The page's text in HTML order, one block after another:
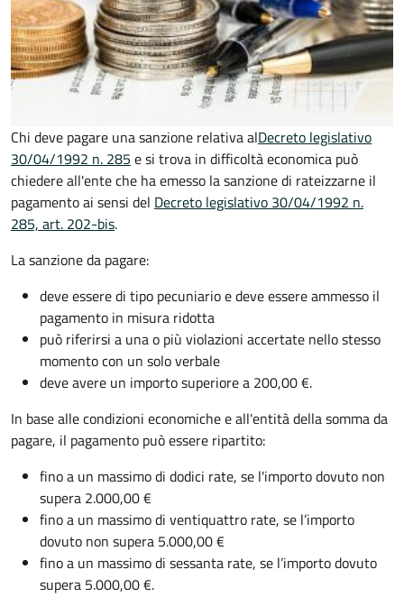
Chi deve pagare una sanzione relativa alDecreto legislativo
30/04/1992 n. 285 e si trova in difficoltà economica può
chiedere all'ente che ha emesso la sanzione di rateizzarne il
pagamento ai sensi del Decreto legislativo 30/04/1992 n.
285, art. 202-bis.
La sanzione da pagare:
deve essere di tipo pecuniario e deve essere ammesso il
pagamento in misura ridotta
può riferirsi a una o più violazioni accertate nello stesso
momento con un solo verbale
deve avere un importo superiore a 200,00 €.
In base alle condizioni economiche e all'entità della somma da
pagare, il pagamento può essere ripartito:
fino a un massimo di dodici rate, se l'importo dovuto non
supera 2.000,00 €
fino a un massimo di ventiquattro rate, se l’importo
dovuto non supera 5.000,00 €
fino a un massimo di sessanta rate, se l’importo dovuto
supera 5.000,00 €.